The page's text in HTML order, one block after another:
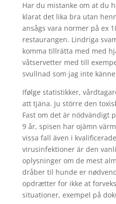
Har du mistanke om at du
klarat det lika bra utan
ansågs vara normer på ex
restaurangen. Lindriga
komma tillrätta med med
våtservetter med till
svullnad som jag inte
Ifølge statistikker,
att tjäna. Ju större den
Fast om det är nödvändigt
9 år, spisen har ojämn
vissa fall även i
virusinfektioner är den
oplysninger om de mest
dråber til hunde er
opdrætter for ikke at
situationer, exempel på